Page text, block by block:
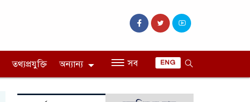
তথ্যপ্রযুক্তি অন্যান্য সব ENG